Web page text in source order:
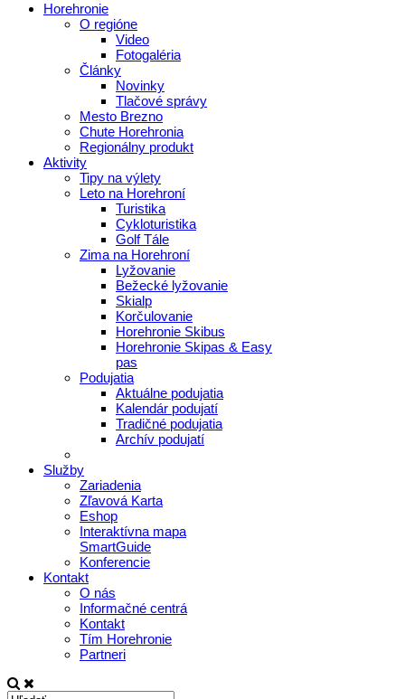
Horehronie
O regióne
Video
Fotogaléria
Články
Novinky
Tlačové správy
Mesto Brezno
Chute Horehronia
Regionálny produkt
Aktivity
Tipy na výlety
Leto na Horehroní
Turistika
Cykloturistika
Golf Tále
Zima na Horehroní
Lyžovanie
Bežecké lyžovanie
Skialp
Korčulovanie
Horehronie Skibus
Horehronie Skipas & Easy
pas
Podujatia
Aktuálne podujatia
Kalendár podujatí
Tradičné podujatia
Archív podujatí
Služby
Zariadenia
Zľavová Karta
Eshop
Interaktívna mapa
SmartGuide
Konferencie
Kontakt
O nás
Informačné centrá
Kontakt
Tím Horehronie
Partneri